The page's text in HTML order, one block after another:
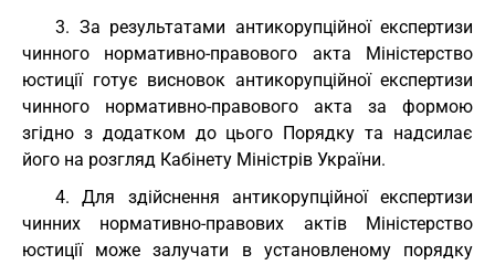
3. За результатами антикорупційної експертизи
чинного нормативно-правового акта Міністерство
юстиції готує висновок антикорупційної експертизи
чинного нормативно-правового акта за формою
згідно з додатком до цього Порядку та надсилає
його на розгляд Кабінету Міністрів України.
4. Для здійснення антикорупційної експертизи
чинних нормативно-правових актів Міністерство
юстиції може залучати в установленому порядку